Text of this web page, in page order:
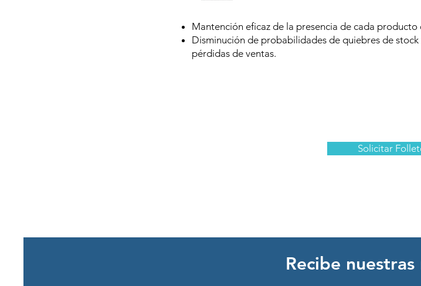
Mantención eficaz de la presencia de cada
Disminución de probabilidades de quiebres de
pérdidas de ventas.
Solicitar
Recibe